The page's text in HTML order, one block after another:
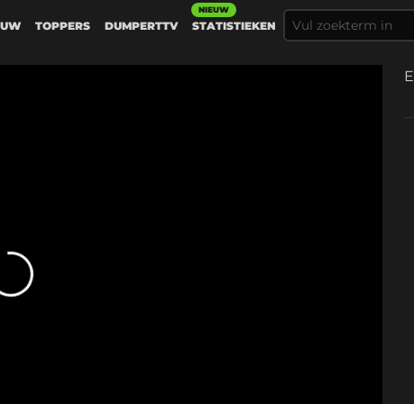
TOPPERS DUMPERTTV STATISTIEKEN
NIEUW